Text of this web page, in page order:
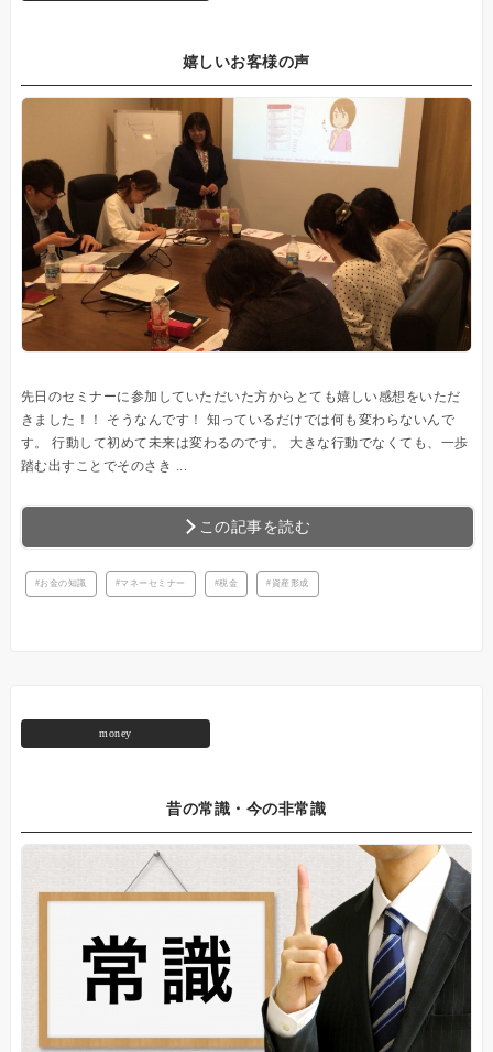
嬉しいお客様の声
先日のセミナーに参加していただいた方からとても嬉しい感想をいただ
きました！！ そうなんです！ 知っているだけでは何も変わらないんで
す。 行動して初めて未来は変わるのです。 大きな行動でなくても、一歩
踏む出すことでそのさき ...
この記事を読む
お金の知識 マネーセミナー 税金 資産形成
money
昔の常識・今の非常識